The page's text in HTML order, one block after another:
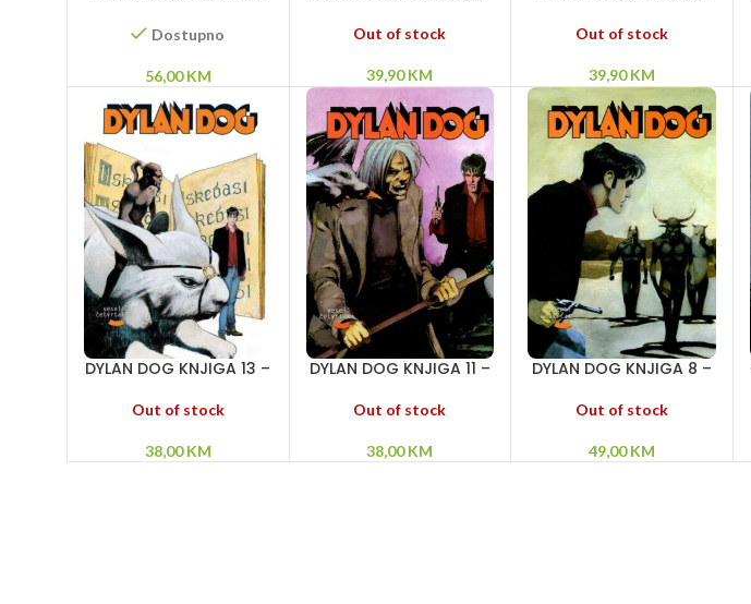
Vitezovi vremena –
Dostupno
56,00KM
Poslednji čovek na
dolaze iz mraka
Out of stock
39,90KM
– Utvara iz mraka – Lov
Out of stock
39,90KM
DYLAN DOG KNJIGA 13 –
ništavila – Gospodar
Out of stock
38,00KM
DYLAN DOG KNJIGA 11 –
– Džekil!
Out of stock
38,00KM
DYLAN DOG KNJIGA 8 –
Tajanstveno ostrvo –
Out of stock
49,00KM